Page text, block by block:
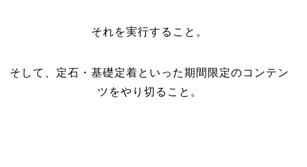
それを実行すること。
そして、定石・基礎定着といった期間限定のコンテン
ツをやり切ること。